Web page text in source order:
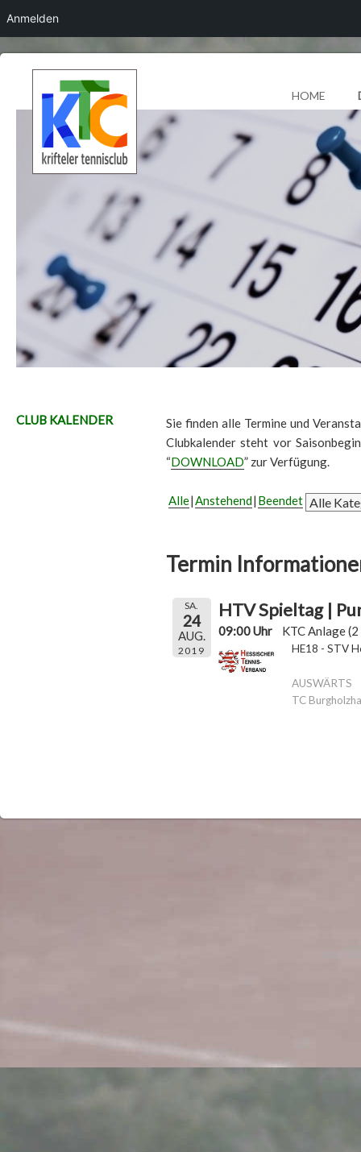
HOME
CLUB KALENDER
Sie finden alle Termine und
Clubkalender steht vor
“DOWNLOAD” zur Verfügung.
Alle Anstehend Beendet
Termin
SA.
24
AUG.
2019
HTV Spieltag |
09:00 Uhr KTC Anlage
HE18 - STV
AUSWÄRTS
TC
Anmelden